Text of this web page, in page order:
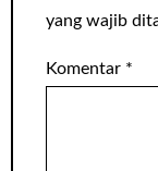
yang wajib
Komentar *